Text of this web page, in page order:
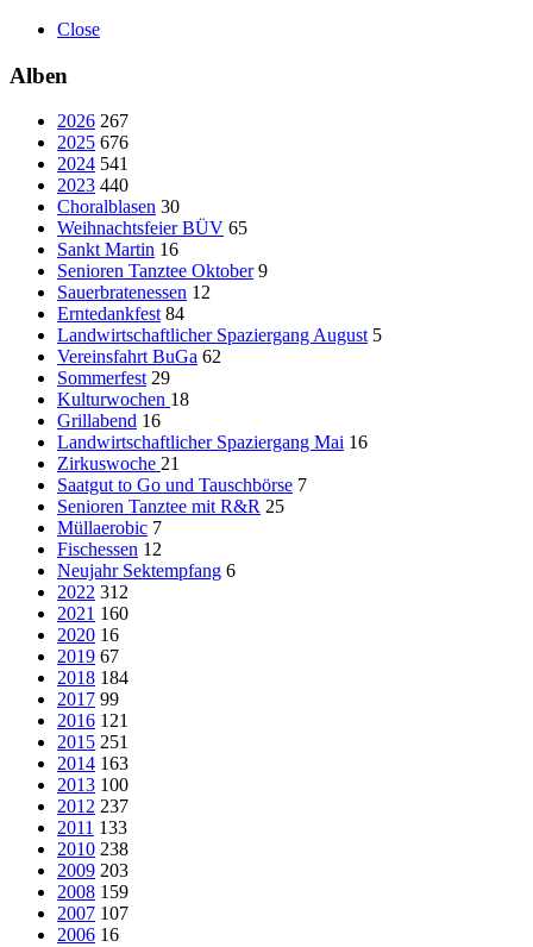
Close
Alben
2026 267
2025 676
2024 541
2023 440
Choralblasen 30
Weihnachtsfeier BÜV 65
Sankt Martin 16
Senioren Tanztee Oktober 9
Sauerbratenessen 12
Erntedankfest 84
Landwirtschaftlicher Spaziergang August 5
Vereinsfahrt BuGa 62
Sommerfest 29
Kulturwochen 18
Grillabend 16
Landwirtschaftlicher Spaziergang Mai 16
Zirkuswoche 21
Saatgut to Go und Tauschbörse 7
Senioren Tanztee mit R&R 25
Müllaerobic 7
Fischessen 12
Neujahr Sektempfang 6
2022 312
2021 160
2020 16
2019 67
2018 184
2017 99
2016 121
2015 251
2014 163
2013 100
2012 237
2011 133
2010 238
2009 203
2008 159
2007 107
2006 16